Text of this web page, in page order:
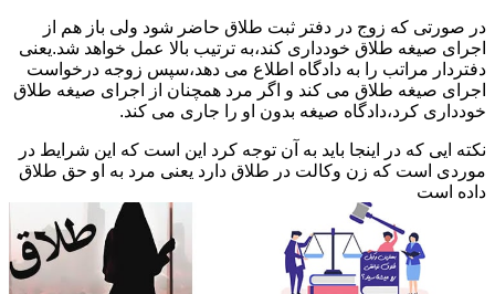
در صورتی که زوج در دفتر ثبت طلاق حاضر شود ولی باز هم از
اجرای صیغه طلاق خودداری کند،به ترتیب بالا عمل خواهد شد.یعنی
دفتردار مراتب را به دادگاه اطلاع می دهد،سپس زوجه درخواست
اجرای صیغه طلاق می کند و اگر مرد همچنان از اجرای صیغه طلاق
خودداری کرد،دادگاه صیغه بدون او را جاری می کند.
نکته ایی که در اینجا باید به آن توجه کرد این است که این شرایط در
موردی است که زن وکالت در طلاق دارد یعنی مرد به او حق طلاق
داده است